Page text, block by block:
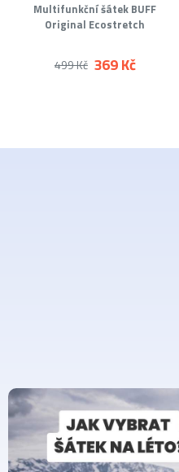
Multifunkční šátek BUFF
Original Ecostretch
369 Kč
499 Kč